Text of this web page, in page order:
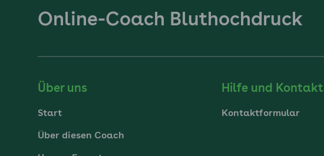
Online-Coach Bluthochdruck
Über uns
Start
Über diesen Coach
Hilfe und Kontakt
Kontaktformular